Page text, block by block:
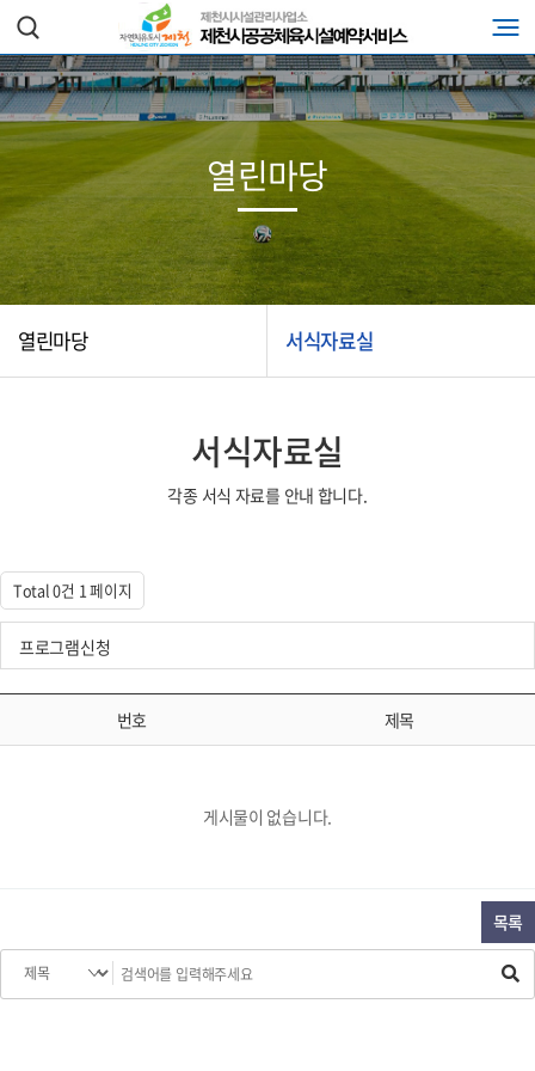
열린마당 서식자료실
열린마당
서식자료실
각종 서식 자료를 안내 합니다.
Total 0건 1 페이지
프로그램신청
번호 제목
게시물이 없습니다.
목록